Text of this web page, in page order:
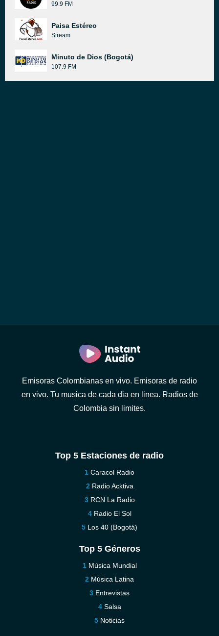
99.9 FM
Paisa Estéreo
Stream
Minuto de Dios (Bogotá)
107.9 FM
Emisoras Colombianas en vivo. Emisoras de radio
en vivo. Tu musica de cada dia en linea. Radios de
Colombia sin limites.
Top 5 Estaciones de radio
Caracol Radio
Radio Acktiva
RCN La Radio
Radio El Sol
Los 40 (Bogotá)
Top 5 Géneros
Música Mundial
Música Latina
Entrevistas
Salsa
Noticias